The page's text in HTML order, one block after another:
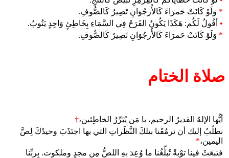
* وَلَوْ كَانَتْ حَمرَاءَ كَالأُرجُوَانِ تَصِيرُ كَالصُّوفِ.
• أقُولُ لَكُم: هَكَذَا يَكُونُ الفَرَحُ فِي السَّمَاءِ بِخَاطِئٍ وَاحِدٍ يَتُوبُ.
* وَلَوْ كَانَتْ حَمرَاءَ كَالأُرجُوَانِ تَصِيرُ كَالصُّوفِ.
صلاة الختام
أيُّها الإلهُ القديرُ الرحيم، يا مَن يُبَرِّرُ الخاطِئين،†
نطلُبُ إليك أن ترمُقَنا بتلكَ النَّظَراتِ التي بها اجتَذَبَ وحيدُكَ لِصَّ
اليمين،*
فتبعَثَ فينا توْبةً تُبلِّغُنا ما وُعِدَ بهِ اللصُّ مِن مجدٍ وملكوت. بِربِّنا